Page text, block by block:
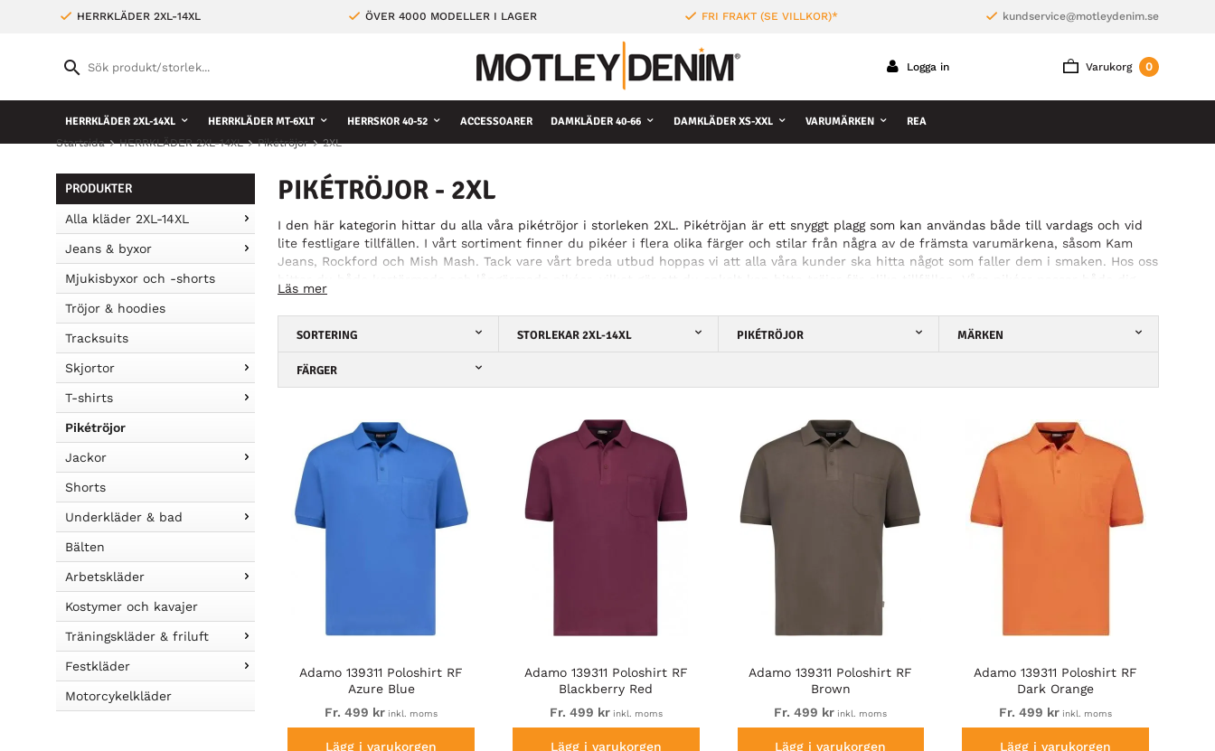
HERRKLÄDER 2XL-14XL ÖVER 4000 MODELLER I LAGER FRI FRAKT (SE VILLKOR)* kundservice@motleydenim.se
Varukorg 0
Logga in
HERRKLÄDER 2XL-14XL HERRKLÄDER MT-6XLT HERRSKOR 40-52 ACCESSOARER DAMKLÄDER 40-66 DAMKLÄDER XS-XXL VARUMÄRKEN REA
Startsida HERRKLÄDER 2XL-14XL Pikétröjor 2XL
PRODUKTER
Alla kläder 2XL-14XL
Jeans & byxor
Mjukisbyxor och -shorts
Tröjor & hoodies
Tracksuits
Skjortor
T-shirts
Pikétröjor
Jackor
Shorts
Underkläder & bad
Bälten
Arbetskläder
Kostymer och kavajer
Träningskläder & friluft
Festkläder
Motorcykelkläder
PIKÉTRÖJOR - 2XL
I den här kategorin hittar du alla våra pikétröjor i storleken 2XL. Pikétröjan är ett snyggt plagg som kan användas både till vardags och vid
lite festligare tillfällen. I vårt sortiment finner du pikéer i flera olika färger och stilar från några av de främsta varumärkena, såsom Kam
Jeans, Rockford och Mish Mash. Tack vare vårt breda utbud hoppas vi att alla våra kunder ska hitta något som faller dem i smaken. Hos oss
som gillar att sporta samt dig som tycker om att bära bekväma plagg i snygg design. Pikén ger dig en avslappnad och sportig stil, perfekt till
vardags. Hitta dina favoritpikéer hos oss redan idag!
Läs mer
SORTERING STORLEKAR 2XL-14XL PIKÉTRÖJOR MÄRKEN
FÄRGER
Adamo 139311 Poloshirt RF
Azure Blue
Fr. 499 kr inkl. moms
Lägg i varukorgen
Adamo 139311 Poloshirt RF
Blackberry Red
Fr. 499 krinkl. moms
Lägg i varukorgen
Adamo 139311 Poloshirt RF
Brown
Fr. 499 kr inkl. moms
Lägg i varukorgen
Adamo 139311 Poloshirt RF
Dark Orange
Fr. 499 kr inkl. moms
Lägg i varukorgen